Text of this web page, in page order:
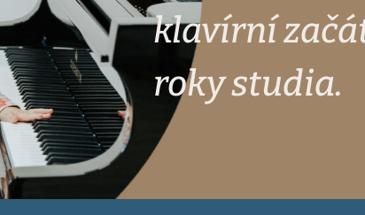
klavírní
roky studia.